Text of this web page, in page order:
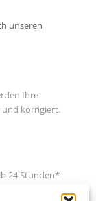
unseren
Ihre
korrigiert.
24 Stunden*